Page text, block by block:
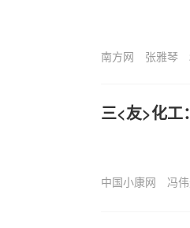
南方网 张雅琴
三<友>化工
中国小康网 冯